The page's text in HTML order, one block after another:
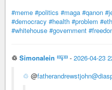
#meme #politics #maga #qanon
#democracy #health #problem
#whitehouse #government
♲ Simonalein ⁽⁽⁽i⁾⁾⁾ - 2026-04-23
♲ @